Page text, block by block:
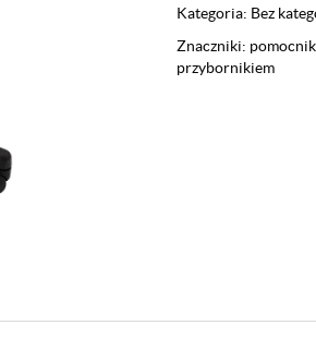
Kategoria: Bez
Znaczniki:
przybornikiem